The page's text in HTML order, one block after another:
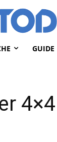
GUIDE
4×4